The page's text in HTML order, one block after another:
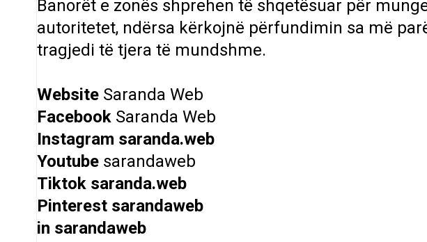
Banorët e zonës shprehen të shqetësuar për
autoritetet, ndërsa kërkojnë përfundimin sa më
tragjedi të tjera të mundshme.
Website Saranda Web
Facebook Saranda Web
Instagram saranda.web
Youtube sarandaweb
Tiktok saranda.web
Pinterest sarandaweb
in sarandaweb